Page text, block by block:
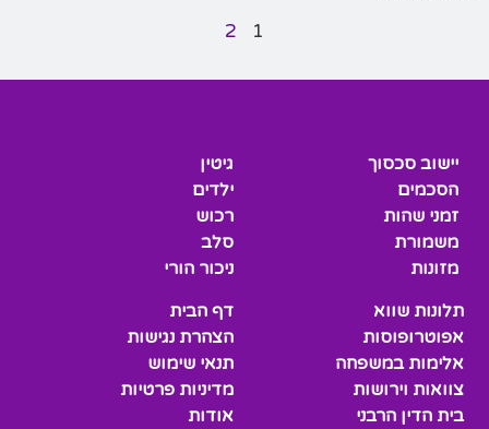
1
2
יישוב סכסוך
הסכמים
זמני שהות
משמורת
מזונות
גיטין
ילדים
רכוש
סלב
ניכור הורי
תלונות שווא
אפוטרופוסות
אלימות במשפחה
צוואות וירושות
בית הדין הרבני
דף הבית
הצהרת נגישות
תנאי שימוש
מדיניות פרטיות
אודות